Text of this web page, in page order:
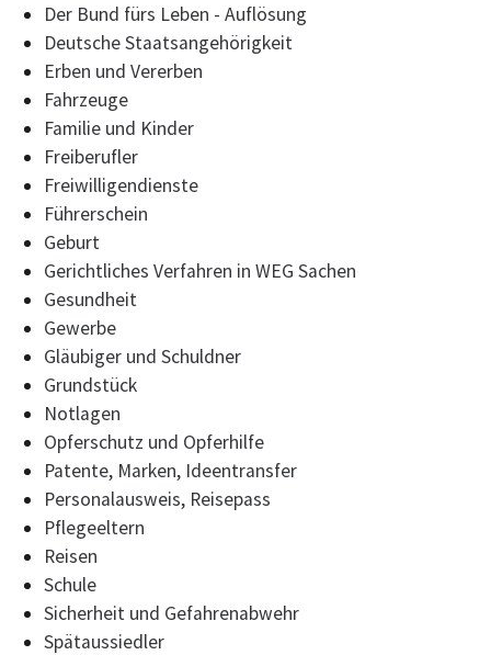
Der Bund fürs Leben - Auflösung
Deutsche Staatsangehörigkeit
Erben und Vererben
Fahrzeuge
Familie und Kinder
Freiberufler
Freiwilligendienste
Führerschein
Geburt
Gerichtliches Verfahren in WEG Sachen
Gesundheit
Gewerbe
Gläubiger und Schuldner
Grundstück
Notlagen
Opferschutz und Opferhilfe
Patente, Marken, Ideentransfer
Personalausweis, Reisepass
Pflegeeltern
Reisen
Schule
Sicherheit und Gefahrenabwehr
Spätaussiedler